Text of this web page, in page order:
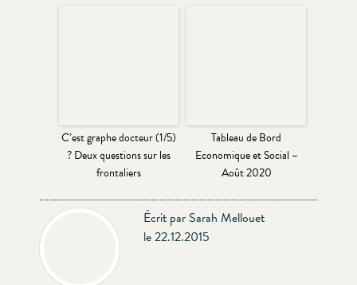
C’est graphe docteur (1/5)
? Deux questions sur les
frontaliers
Tableau de Bord
Economique et Social –
Août 2020
Écrit par Sarah Mellouet
le 22.12.2015